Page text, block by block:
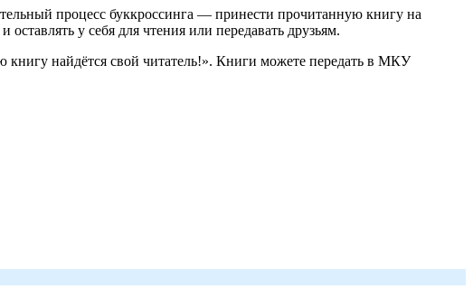
процесс буккроссинга — принести прочитанную книгу на
у себя для чтения или передавать друзьям.
найдётся свой читатель!». Книги можете передать в МКУ